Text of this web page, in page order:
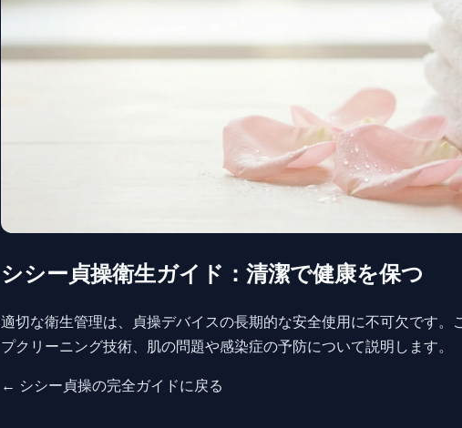
シシー貞操衛生ガイド：清潔で健康を保つ
適切な衛生管理は、貞操デバイスの長期的な安全使用に不可欠です
プクリーニング技術、肌の問題や感染症の予防について説明します。
← シシー貞操の完全ガイドに戻る